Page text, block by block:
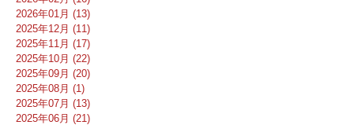
2026年01月 (13)
2025年12月 (11)
2025年11月 (17)
2025年10月 (22)
2025年09月 (20)
2025年08月 (1)
2025年07月 (13)
2025年06月 (21)